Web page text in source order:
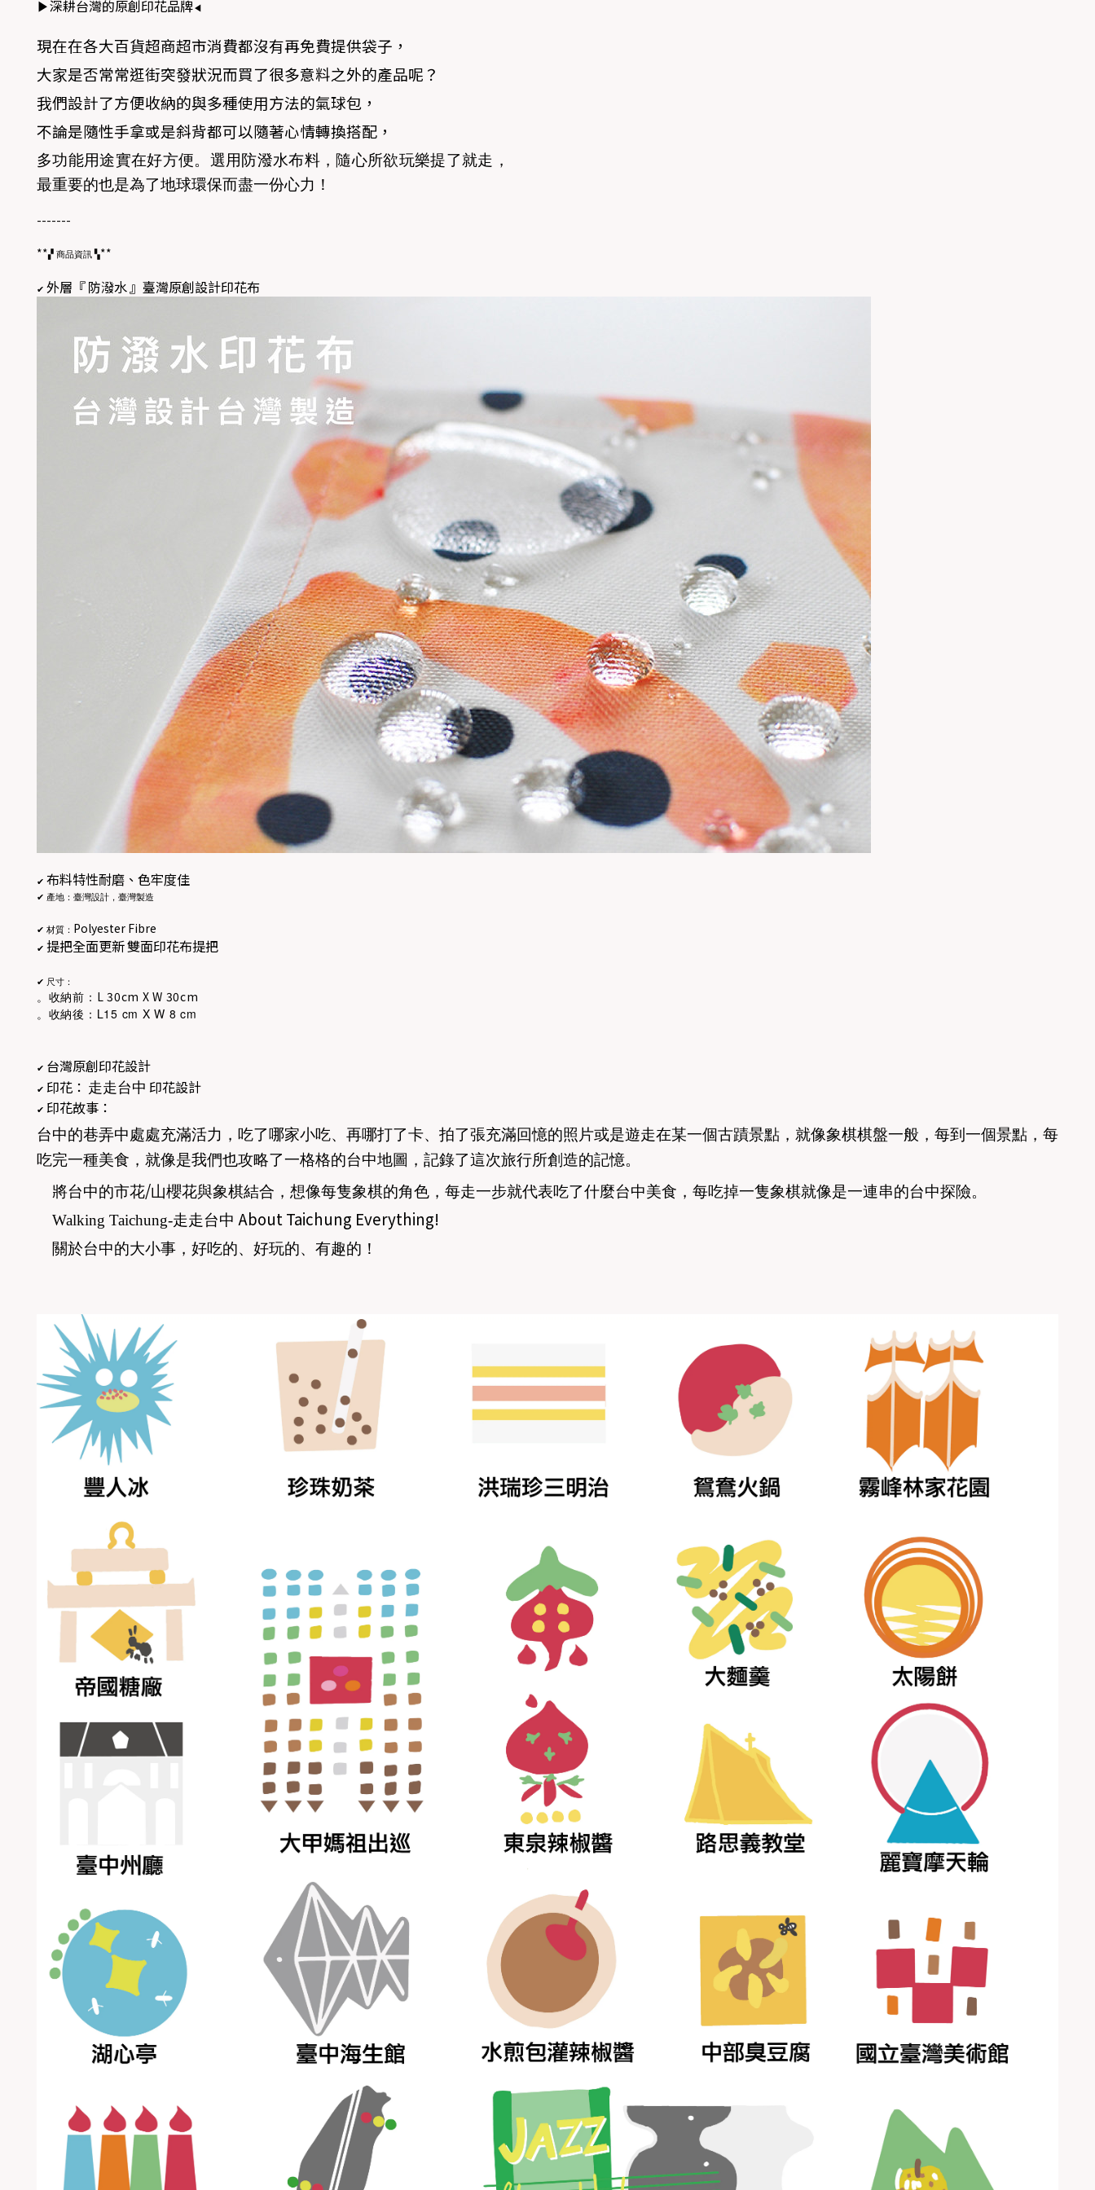
▶深耕台灣的原創印花品牌◀
現在在各大百貨超商超市消費都沒有再免費提供袋子，
大家是否常常逛街突發狀況而買了很多意料之外的產品呢？
我們設計了方便收納的與多種使用方法的氣球包，
不論是隨性手拿或是斜背都可以隨著心情轉換搭配，
多功能用途實在好方便。選用防潑水布料，隨心所欲玩樂提了就走，
最重要的也是為了地球環保而盡一份心力！
-------
**▞ 商品資訊 ▚**
✔ 外層『防潑水』臺灣原創設計印花布
✔ 布料特性耐磨、色牢度佳
✔ 產地：臺灣設計，臺灣製造
✔ 材質： Polyester Fibre
✔ 提把全面更新雙面印花布提把
✔ 尺寸：
。收納前： L 30cm X W 30cm
。收納後： L15 cm X W 8 cm
✔ 台灣原創印花設計
✔ 印花： 走走台中 印花設計
✔ 印花故事：
台中的巷弄中處處充滿活力，吃了哪家小吃、再哪打了卡、拍了張充滿回憶的照片或是遊走在某一個古蹟景點，就像象棋棋盤一般，每到一個景點，每
吃完一種美食，就像是我們也攻略了一格格的台中地圖，記錄了這次旅行所創造的記憶。
將台中的市花/山櫻花與象棋結合，想像每隻象棋的角色，每走一步就代表吃了什麼台中美食，每吃掉一隻象棋就像是一連串的台中探險。
Walking Taichung-走走台中 About Taichung Everything!
關於台中的大小事，好吃的、好玩的、有趣的！